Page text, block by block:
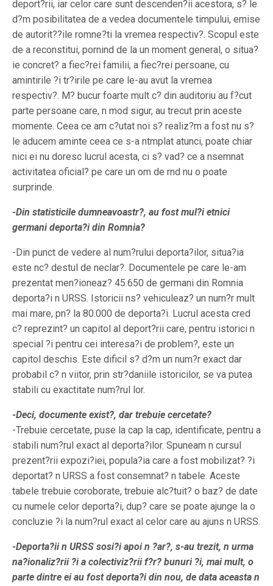
deport?rii, iar celor care sunt descenden?ii acestora, s? le
d?m posibilitatea de a vedea documentele timpului, emise
de autorit??ile romne?ti la vremea respectiv?. Scopul este
de a reconstitui, pornind de la un moment general, o situa?
ie concret? a fiec?rei familii, a fiec?rei persoane, cu
amintirile ?i tr?irile pe care le-au avut la vremea
respectiv?. M? bucur foarte mult c? din auditoriu au f?cut
parte persoane care, n mod sigur, au trecut prin aceste
momente. Ceea ce am c?utat noi s? realiz?m a fost nu s?
le aducem aminte ceea ce s-a ntmplat atunci, poate chiar
nici ei nu doresc lucrul acesta, ci s? vad? ce a nsemnat
activitatea oficial? pe care un om de rnd nu o poate
surprinde.
-Din statisticile dumneavoastr?, au fost mul?i etnici
germani deporta?i din Romnia?
-Din punct de vedere al num?rului deporta?ilor, situa?ia
este nc? destul de neclar?. Documentele pe care le-am
prezentat men?ioneaz? 45.650 de germani din Romnia
deporta?i n URSS. Istoricii ns? vehiculeaz? un num?r mult
mai mare, pn? la 80.000 de deporta?i. Lucrul acesta cred
c? reprezint? un capitol al deport?rii care, pentru istorici n
special ?i pentru cei interesa?i de problem?, este un
capitol deschis. Este dificil s? d?m un num?r exact dar
probabil c? n viitor, prin str?daniile istoricilor, se va putea
stabili cu exactitate num?rul lor.
-Deci, documente exist?, dar trebuie cercetate?
-Trebuie cercetate, puse la cap la cap, identificate, pentru a
stabili num?rul exact al deporta?ilor. Spuneam n cursul
prezent?rii expozi?iei, popula?ia care a fost mobilizat? ?i
deportat? n URSS a fost consemnat? n tabele. Aceste
tabele trebuie coroborate, trebuie alc?tuit? o baz? de date
cu numele celor deporta?i, dup? care se poate ajunge la o
concluzie ?i la num?rul exact al celor care au ajuns n URSS.
-Deporta?ii n URSS sosi?i apoi n ?ar?, s-au trezit, n urma
na?ionaliz?rii ?i a colectiviz?rii f?r? bunuri ?i, mai mult, o
parte dintre ei au fost deporta?i din nou, de data aceasta n